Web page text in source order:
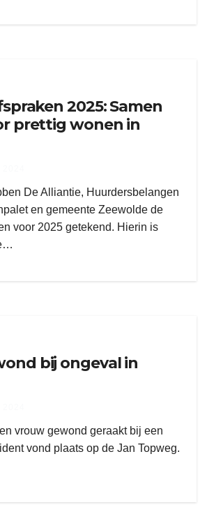
2025: Samen
prettig wonen in
De Alliantie, Huurdersbelangen
en gemeente Zeewolde de
voor 2025 getekend. Hierin is
bij ongeval in
vrouw gewond geraakt bij een
vond plaats op de Jan Topweg.